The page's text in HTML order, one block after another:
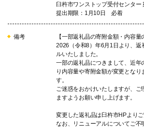
臼杵市ワンストップ受付センター
提出期限：1月10日 必着
備考
【一部返礼品の寄附金額・内容量
2026（令和8）年6月1日より、返
ルいたしました。
一部の返礼品につきまして、近年
り内容量や寄附金額が変更となり
す。
ご迷惑をおかけいたしますが、ご
ますようお願い申し上げます。
変更した返礼品は臼杵市HPよりご
なお、リニューアルについてご不